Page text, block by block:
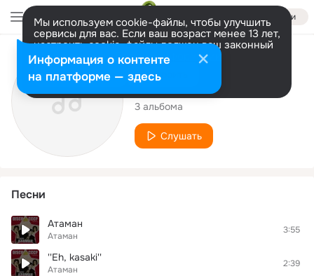
Войти
Мы используем cookie-файлы, чтобы улучшить
сервисы для вас. Если ваш возраст менее 13 лет,
настроить cookie-файлы должен ваш законный
представитель. Больше информации
Разрешить все Настроить
Исполнитель
Атаман
3 альбома
Слушать
Песни
Атаман
Атаман
3:55
''Eh, kasaki''
Атаман
2:39
Информация о контенте
на платформе — здесь